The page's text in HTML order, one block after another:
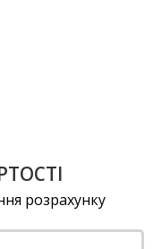
розрахунку